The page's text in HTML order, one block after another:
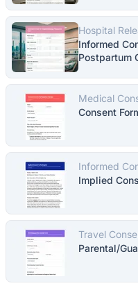
Hospital
Informed
Postpartum
Medical
Consent
Informed
Implied
Travel
Parental/